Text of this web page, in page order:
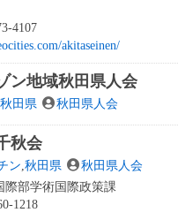
4107
akitaseinen/
ン地域秋田県人会
,秋田県 秋田県人会
秋会
ン ,秋田県
秋田県人会
際部学術国際政策課
1218